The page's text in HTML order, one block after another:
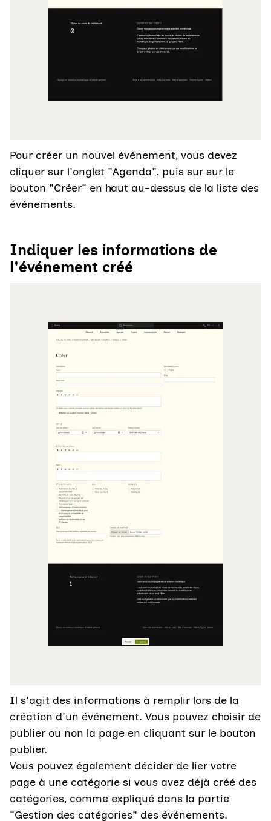
Pour créer un nouvel événement, vous devez
cliquer sur l'onglet "Agenda", puis sur sur le
bouton "Créer" en haut au-dessus de la liste des
événements.
Indiquer les informations de
l'événement créé
Il s'agit des informations à remplir lors de la
création d'un événement. Vous pouvez choisir de
publier ou non la page en cliquant sur le bouton
publier.
Vous pouvez également décider de lier votre
page à une catégorie si vous avez déjà créé des
catégories, comme expliqué dans la partie
"Gestion des catégories" des événements.